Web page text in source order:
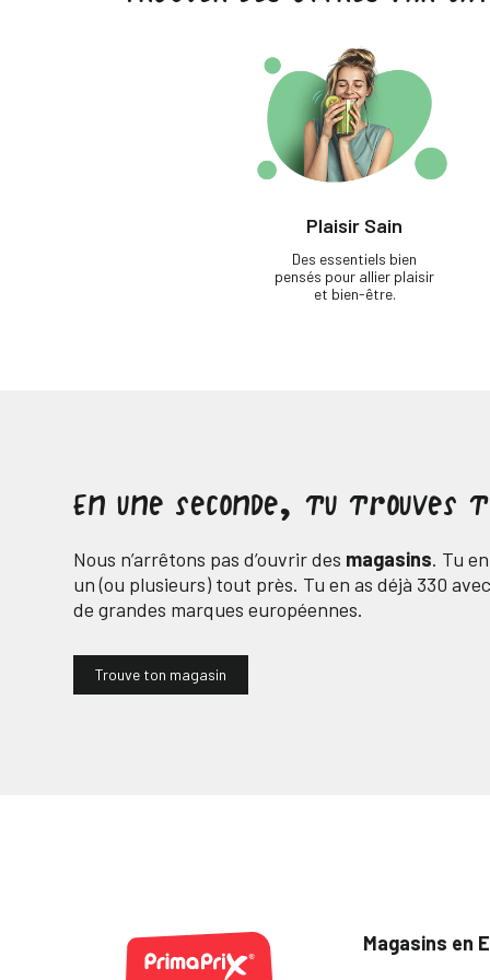
Plaisir Sain
Des essentiels bien
pensés pour allier plaisir
et bien-être.
En une seconde, tu trouves
Nous n’arrêtons pas d’ouvrir des magasins. Tu
un (ou plusieurs) tout près. Tu en as déjà 330
de grandes marques européennes.
Trouve ton magasin
Magasins en